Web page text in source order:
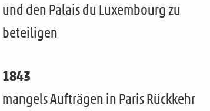
und den Palais du Luxembourg zu
beteiligen
1843
mangels Aufträgen in Paris Rückkehr